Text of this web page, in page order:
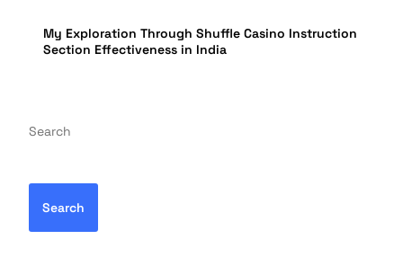
My Exploration Through Shuffle Casino Instruction
Section Effectiveness in India
Search
Search